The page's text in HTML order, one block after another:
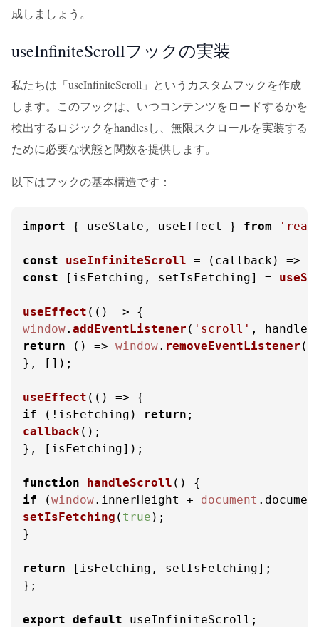
成しましょう。
useInfiniteScrollフックの実装
私たちは「useInfiniteScroll」というカスタムフックを作成
します。このフックは、いつコンテンツをロードするかを
検出するロジックをhandlesし、無限スクロールを実装する
ために必要な状態と関数を提供します。
以下はフックの基本構造です：
import { useState, useEffect } from
const useInfiniteScroll = ( callback
const [isFetching, setIsFetching] =
useEffect ( () =>
window. addEventListener ( 'scroll'
return
() => window. removeEventListener (
}, []);
useEffect ( () =>
if (!isFetching) return
callback();
}, [isFetching]);
function handleScroll (
if (window. innerHeight + document .
setIsFetching ( true );
}
return [isFetching, setIsFetching];
};
export default useInfiniteScroll;